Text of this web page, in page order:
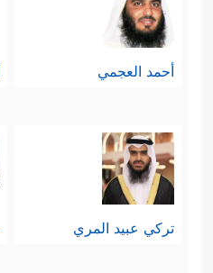
أحمد العجمي
تركي عبيد المري